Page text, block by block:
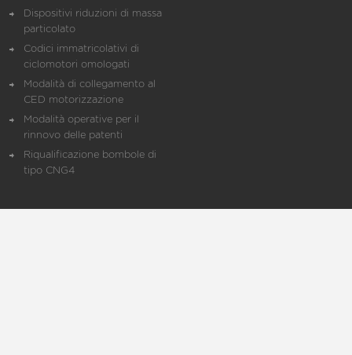
Dispositivi riduzioni di massa
particolato
Codici immatricolativi di
ciclomotori omologati
Modalità di collegamento al
CED motorizzazione
Modalità operative per il
rinnovo delle patenti
Riqualificazione bombole di
tipo CNG4